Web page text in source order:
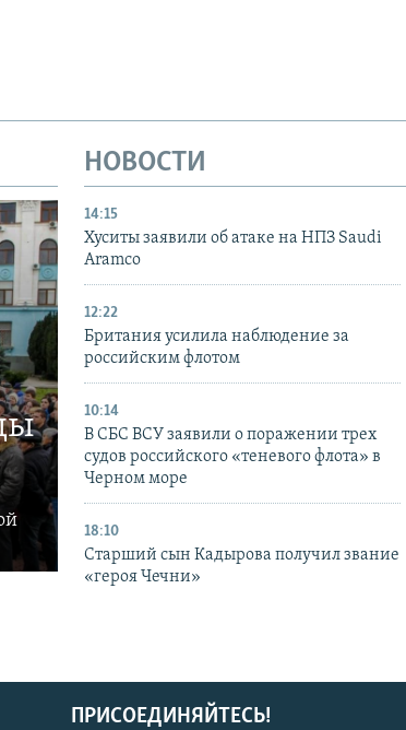
НОВОСТИ
14:15
Хуситы заявили об атаке на НПЗ Saudi
Aramco
12:22
Британия усилила наблюдение за
российским флотом
10:14
В СБС ВСУ заявили о поражении трех
судов российского «теневого флота» в
Черном море
18:10
Старший сын Кадырова получил звание
«героя Чечни»
ПРИСОЕДИНЯЙТЕСЬ!